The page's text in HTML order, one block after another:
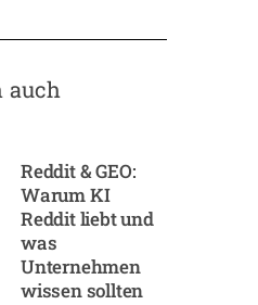
auch
Reddit & GEO:
Warum KI
Reddit liebt und
was
Unternehmen
wissen sollten